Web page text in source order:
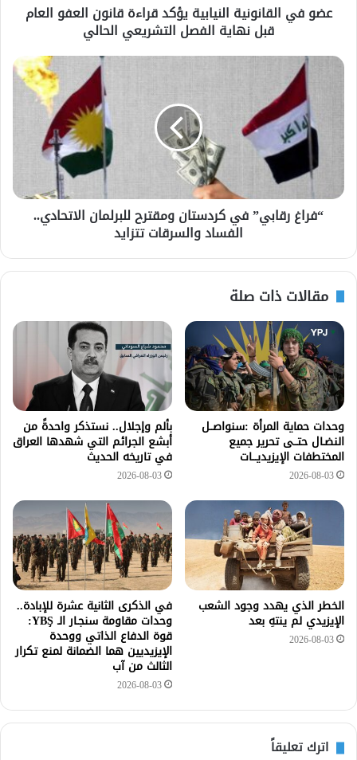
عضو في القانونية النيابية يؤكد قراءة قانون العفو العام
قبل نهاية الفصل التشريعي الحالي
“فراغ رقابي” في كردستان ومقترح للبرلمان الاتحادي..
الفساد والسرقات تتزايد
مقالات ذات صلة
وحدات حماية المرأة :سنواصــل
النضـال حتــى تحرير جميع
المختطفات الإيزيديـــات
2026-08-03
بألم وإجلال.. نستذكر واحدةً من
أبشع الجرائم التي شهدها العراق
في تاريخه الحديث
2026-08-03
الخطر الذي يهدد وجود الشعب
الإيزيدي لم ينتهِ بعد
2026-08-03
في الذكرى الثانية عشرة للإبادة..
وحدات مقاومة سنجـار الـ YBŞ:
قوة الدفاع الذاتي ووحدة
الإيزيديين هما الضمانة لمنع تكرار
الثالث من آب
2026-08-03
اترك تعليقاً